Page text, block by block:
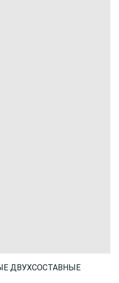
ДВУХСОСТАВНЫЕ